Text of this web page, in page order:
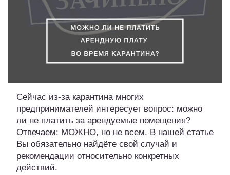
Сейчас из-за карантина многих
предпринимателей интересует вопрос: можно
ли не платить за арендуемые помещения?
Отвечаем: МОЖНО, но не всем. В нашей статье
Вы обязательно найдёте свой случай и
рекомендации относительно конкретных
действий.